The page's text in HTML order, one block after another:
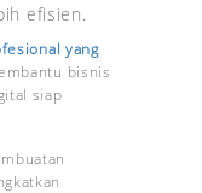
efisien.
yang
bisnis
siap